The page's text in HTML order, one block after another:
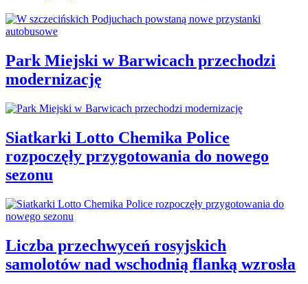
Park Miejski w Barwicach przechodzi
modernizację
Siatkarki Lotto Chemika Police
rozpoczęły przygotowania do nowego
sezonu
Liczba przechwyceń rosyjskich
samolotów nad wschodnią flanką wzrosła